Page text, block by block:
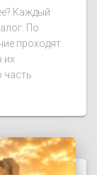
Каждый
По
проходят
их
часть